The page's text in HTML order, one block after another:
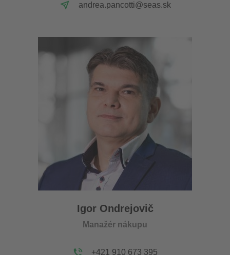
andrea.pancotti@seas.sk
Igor Ondrejovič
Manažér nákupu
+421 910 673 395